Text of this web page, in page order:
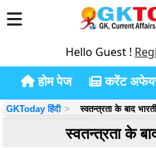
Hello Guest !
होम पेज करेंट
GKToday हिंदी स्वतन्त्रता के बाद
स्वतन्त्रता के